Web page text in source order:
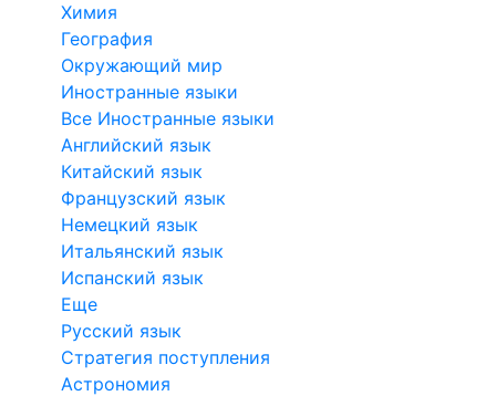
Химия
География
Окружающий мир
Иностранные языки
Все Иностранные языки
Английский язык
Китайский язык
Французский язык
Немецкий язык
Итальянский язык
Испанский язык
Еще
Русский язык
Стратегия поступления
Астрономия